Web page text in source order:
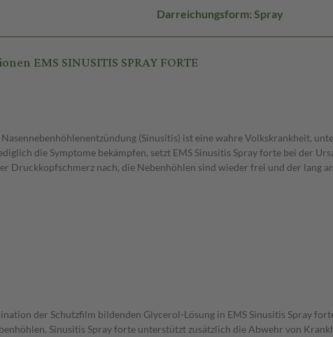
Darreichungsform: Spray
EMS SINUSITIS SPRAY FORTE
(Sinusitis) ist eine wahre Volkskrankheit,
die Symptome bekämpfen, setzt EMS Sinusitis Spray forte bei der
Druckkopfschmerz nach, die Nebenhöhlen sind wieder frei und der lang
der Schutzfilm bildenden Glycerol-Lösung in EMS Sinusitis Spray
Sinusitis Spray forte unterstützt zusätzlich die Abwehr von